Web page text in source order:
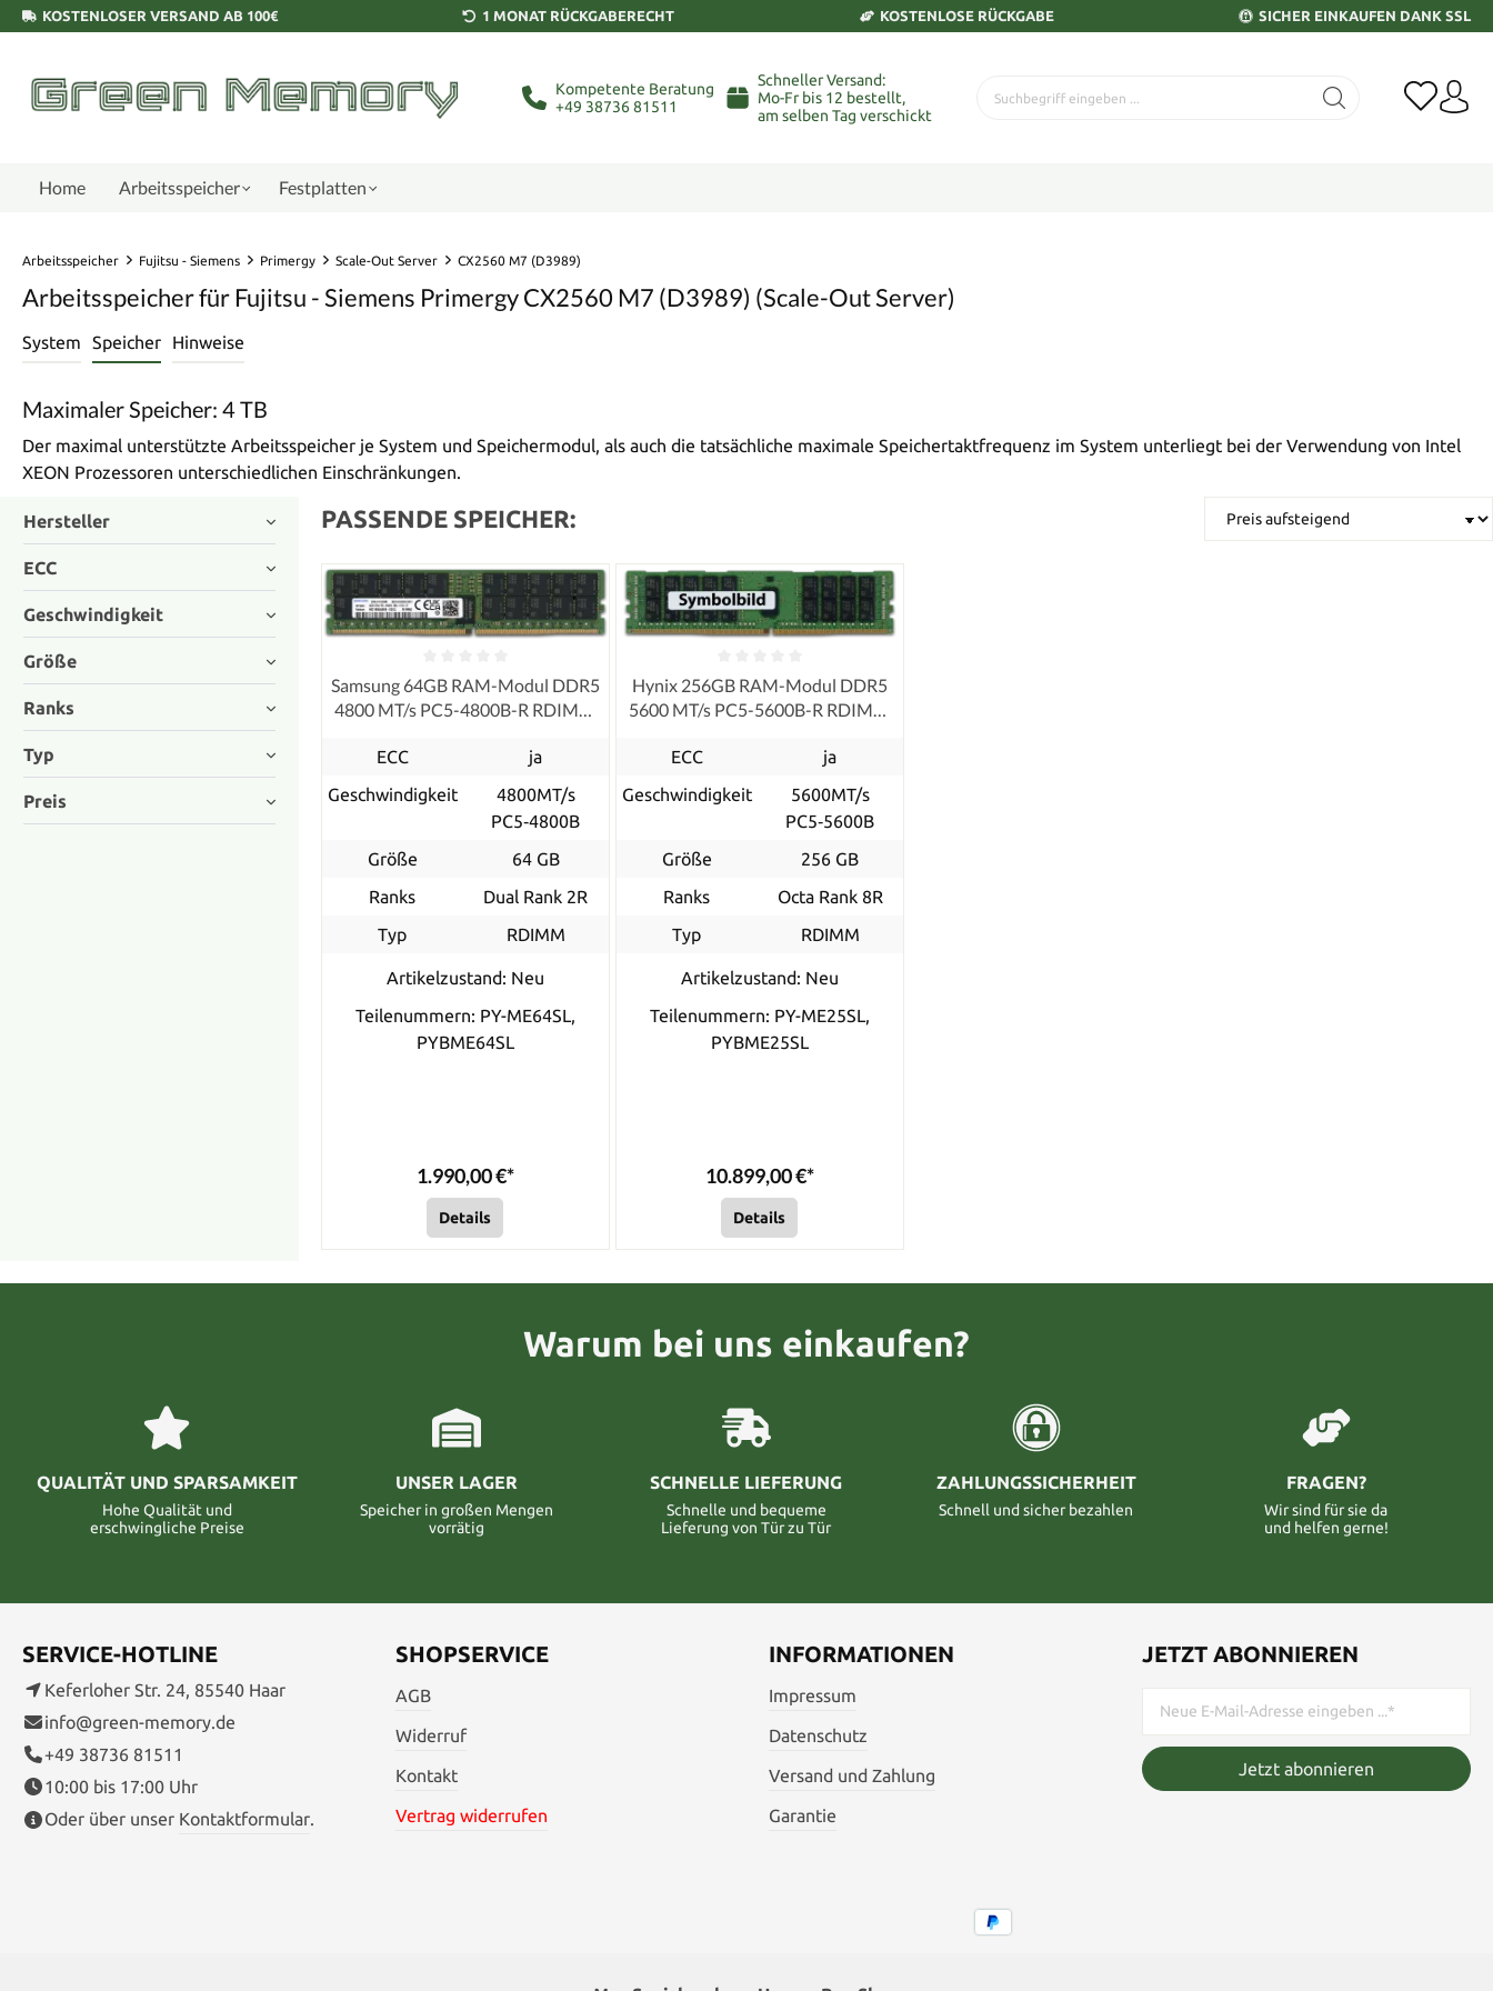
KOSTENLOSER VERSAND AB 100€ 1 MONAT RÜCKGABERECHT KOSTENLOSE RÜCKGABE SICHER EINKAUFEN DANK SSL
Kompetente Beratung
+49 38736 81511
Schneller Versand:
Mo-Fr bis 12 bestellt,
am selben Tag verschickt
Home Arbeitsspeicher Festplatten
Arbeitsspeicher Fujitsu - Siemens Primergy Scale-Out Server CX2560 M7 (D3989)
Arbeitsspeicher für Fujitsu - Siemens Primergy CX2560 M7 (D3989) (Scale-Out Server)
System Speicher Hinweise
Maximaler Speicher: 4 TB
Der maximal unterstützte Arbeitsspeicher je System und Speichermodul, als auch die tatsächliche maximale Speichertaktfrequenz im System unterliegt bei der Verwendung von Intel
XEON Prozessoren unterschiedlichen Einschränkungen.
Hersteller
ECC
Geschwindigkeit
Größe
Ranks
Typ
Preis
PASSENDE SPEICHER:
Samsung 64GB RAM-Modul DDR5
4800 MT/s PC5-4800B-R RDIMM
ECC
ja
Geschwindigkeit
4800MT/s
PC5‑4800B
Größe
64 GB
Ranks
Dual Rank 2R
Typ
RDIMM
Artikelzustand: Neu
Teilenummern: PY-ME64SL,
PYBME64SL
1.990,00 €*
Details
Hynix 256GB RAM-Modul DDR5
5600 MT/s PC5-5600B-R RDIMM
ECC
ja
Geschwindigkeit
5600MT/s
PC5‑5600B
Größe
256 GB
Ranks
Octa Rank 8R
Typ
RDIMM
Artikelzustand: Neu
Teilenummern: PY-ME25SL,
PYBME25SL
10.899,00 €*
Details
Warum bei uns einkaufen?
QUALITÄT UND SPARSAMKEIT
Hohe Qualität und
erschwingliche Preise
UNSER LAGER
Speicher in großen Mengen
vorrätig
SCHNELLE LIEFERUNG
Schnelle und bequeme
Lieferung von Tür zu Tür
ZAHLUNGSSICHERHEIT
Schnell und sicher bezahlen
FRAGEN?
Wir sind für sie da
und helfen gerne!
SERVICE-HOTLINE
Keferloher Str. 24, 85540 Haar
info@green-memory.de
+49 38736 81511
10:00 bis 17:00 Uhr
Oder über unser Kontaktformular.
SHOPSERVICE
AGB
Widerruf
Kontakt
Vertrag widerrufen
INFORMATIONEN
Impressum
Datenschutz
Versand und Zahlung
Garantie
JETZT ABONNIEREN
Jetzt abonnieren